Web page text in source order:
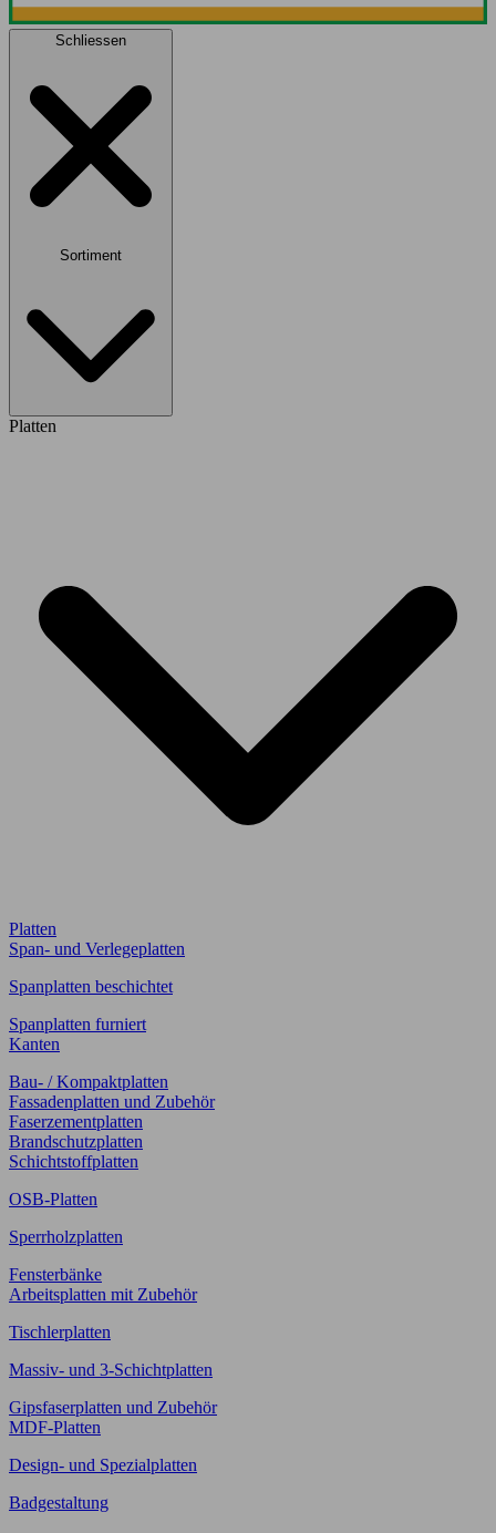
Schliessen
Sortiment
Platten
Platten
Span- und Verlegeplatten
Spanplatten beschichtet
Spanplatten furniert
Kanten
Bau- / Kompaktplatten
Fassadenplatten und Zubehör
Faserzementplatten
Brandschutzplatten
Schichtstoffplatten
OSB-Platten
Sperrholzplatten
Fensterbänke
Arbeitsplatten mit Zubehör
Tischlerplatten
Massiv- und 3-Schichtplatten
Gipsfaserplatten und Zubehör
MDF-Platten
Design- und Spezialplatten
Badgestaltung